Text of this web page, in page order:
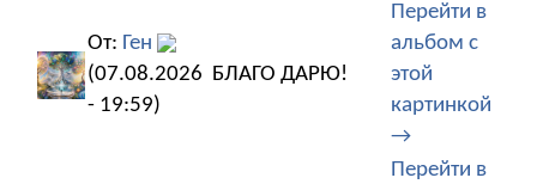
От: Ген
(07.08.2026
- 19:59)
БЛАГО ДАРЮ!
Перейти в
альбом с
этой
картинкой
→
Перейти в